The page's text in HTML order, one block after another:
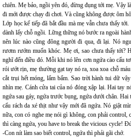
chiên. Mẹ bảo, ngồi yên đó, đừng đụng tới mẹ. Vậy
đi mới được chạy đi chơi. Và cũng không được ôm
Lớp học kế tiếp đã bắt đầu mà mẹ vẫn chưa thấy
dành lấy chỗ ngồi. Lững thững nó bước ra ngoài
nên lúc nào cũng đông người đi qua, đi lại. Nó
rươm rướm muốn khóc. Mẹ ơi, sao chưa thấy tới?
nghĩ đến điều đó. Mỗi khi nó lên cơn ngứa cào cấu
rói ướt rịn, mẹ thường gạt tay nó ra, xoa xoa chỗ
cắt trụi hết móng, lẩm bẩm. Sao trời hành tui dữ
nhìn mẹ. Cánh cửa tai của nó đóng xập lại. Hai tay
ngứa sau gáy, ngứa trước bụng, ngứa dưới chân.
cấu rách da xé thịt như vậy mới đã ngứa. Nó giật
nữa, con có nghe mẹ nói gì không, con phải control,
thì càng ngứa, you have to break the vicious cycle!
-Con nít làm sao biết control, ngứa thì phải gãi chớ.